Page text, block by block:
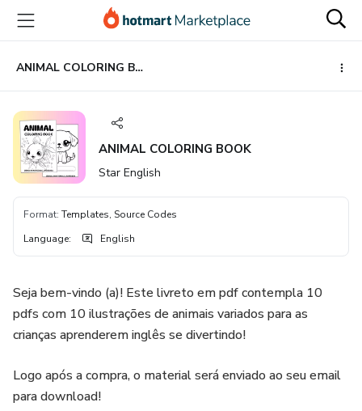
main
content
ANIMAL COLORING BOOK
ANIMAL COLORING BOOK
Star English
Format: Templates, Source Codes
Language: English
Seja bem-vindo (a)! Este livreto em pdf contempla 10
pdfs com 10 ilustrações de animais variados para as
crianças aprenderem inglês se divertindo!
Logo após a compra, o material será enviado ao seu email
para download!